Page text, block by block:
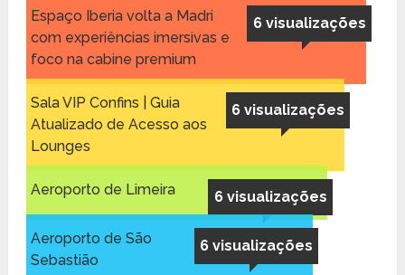
6 visualizações
Espaço Iberia volta a Madri
com experiências imersivas e
foco na cabine premium
6 visualizações
Sala VIP Confins | Guia
Atualizado de Acesso aos
Lounges
6 visualizações
Aeroporto de Limeira
6 visualizações
Aeroporto de São
Sebastião